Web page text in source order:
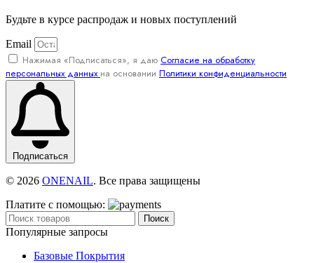
Будьте в курсе распродаж и новых поступлений
Email
Нажимая «Подписаться», я даю Согласие на обработку
персональных данных на основании Политики конфиденциальности
Подписаться
© 2026 ONENAIL. Все права защищены
Платите с помощью:
Поиск
Популярные запросы
Базовые Покрытия